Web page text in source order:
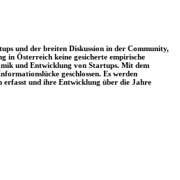
und der breiten Diskussion in der Community,
in Österreich keine gesicherte empirische
und Entwicklung von Startups. Mit dem
geschlossen. Es werden
erfasst und ihre Entwicklung über die Jahre